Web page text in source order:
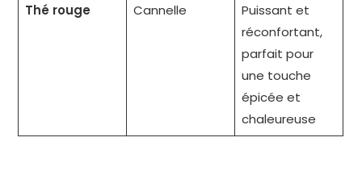
Thé rouge
Cannelle
Puissant et
réconfortant,
parfait pour
une touche
épicée et
chaleureuse